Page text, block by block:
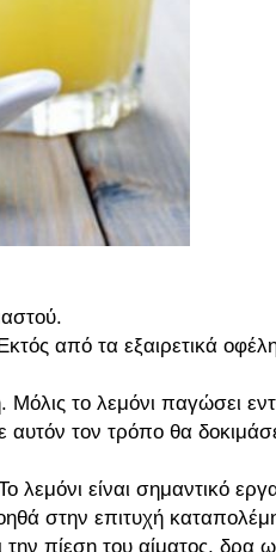
από τα εξαιρετικά
Μόλις το λεμόνι παγώσει
τον τρόπο θα
είναι σημαντικό
στην επιτυχή
πίεση του αίματος, δρα